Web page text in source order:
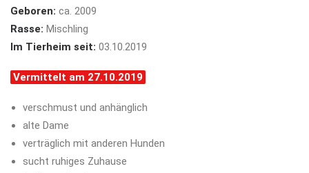
Geboren: ca. 2009
Rasse: Mischling
Im Tierheim seit: 03.10.2019
Vermittelt am 27.10.2019
verschmust und anhänglich
alte Dame
verträglich mit anderen Hunden
sucht ruhiges Zuhause